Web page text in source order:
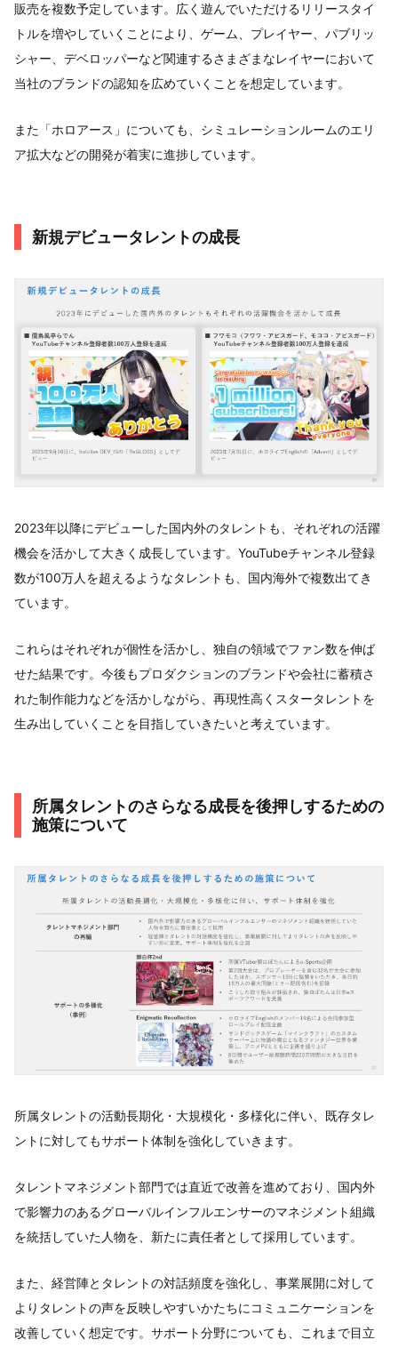
販売を複数予定しています。広く遊んでいただけるリリースタイ
トルを増やしていくことにより、ゲーム、プレイヤー、パブリッ
シャー、デベロッパーなど関連するさまざまなレイヤーにおいて
当社のブランドの認知を広めていくことを想定しています。
また「ホロアース」についても、シミュレーションルームのエリ
ア拡大などの開発が着実に進捗しています。
新規デビュータレントの成長
2023年以降にデビューした国内外のタレントも、それぞれの活躍
機会を活かして大きく成長しています。YouTubeチャンネル登録
数が100万人を超えるようなタレントも、国内海外で複数出てき
ています。
これらはそれぞれが個性を活かし、独自の領域でファン数を伸ば
せた結果です。今後もプロダクションのブランドや会社に蓄積さ
れた制作能力などを活かしながら、再現性高くスタータレントを
生み出していくことを目指していきたいと考えています。
所属タレントのさらなる成長を後押しするための
施策について
所属タレントの活動長期化・大規模化・多様化に伴い、既存タレ
ントに対してもサポート体制を強化していきます。
タレントマネジメント部門では直近で改善を進めており、国内外
で影響力のあるグローバルインフルエンサーのマネジメント組織
を統括していた人物を、新たに責任者として採用しています。
また、経営陣とタレントの対話頻度を強化し、事業展開に対して
よりタレントの声を反映しやすいかたちにコミュニケーションを
改善していく想定です。サポート分野についても、これまで目立